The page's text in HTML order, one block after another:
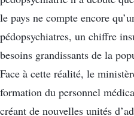
le pays ne compte encore
pédopsychiatres, un chiffre
besoins grandissants de la
Face à cette réalité, le
formation du personnel
créant de nouvelles unités